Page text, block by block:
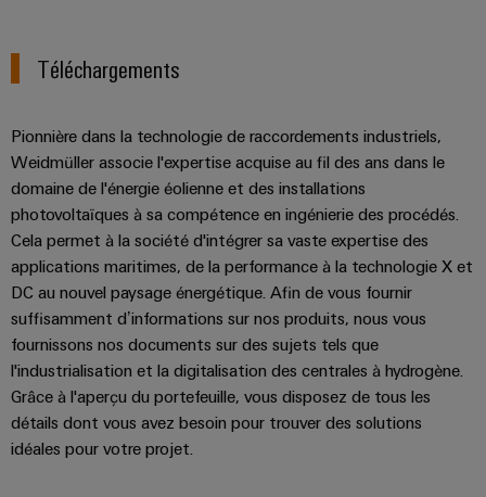
Téléchargements
Pionnière dans la technologie de raccordements industriels,
Weidmüller associe l'expertise acquise au fil des ans dans le
domaine de l'énergie éolienne et des installations
photovoltaïques à sa compétence en ingénierie des procédés.
Cela permet à la société d'intégrer sa vaste expertise des
applications maritimes, de la performance à la technologie X et
DC au nouvel paysage énergétique. Afin de vous fournir
suffisamment d’informations sur nos produits, nous vous
fournissons nos documents sur des sujets tels que
l'industrialisation et la digitalisation des centrales à hydrogène.
Grâce à l'aperçu du portefeuille, vous disposez de tous les
détails dont vous avez besoin pour trouver des solutions
idéales pour votre projet.